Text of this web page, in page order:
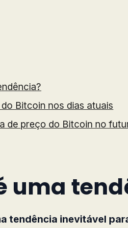
Bitcoin nos dias atuais
de preço do Bitcoin no
uma
tendência inevitável